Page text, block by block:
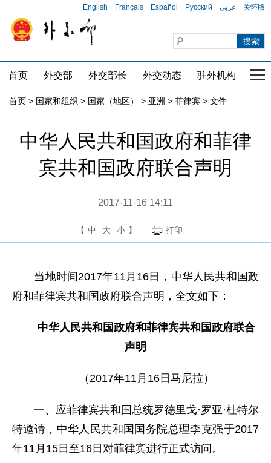
English Français Español Русский عربي 关怀版
首页 外交部 外交部长 外交动态 驻外机构 国
首页 > 国家和组织 > 国家（地区） > 亚洲 > 菲律宾 > 文件
中华人民共和国政府和菲律
宾共和国政府联合声明
2017-11-16 14:11
【 中 大 小 】 打印
当地时间2017年11月16日，中华人民共和国政
府和菲律宾共和国政府联合声明，全文如下：
中华人民共和国政府和菲律宾共和国政府联合
声明
（2017年11月16日马尼拉）
一、应菲律宾共和国总统罗德里戈·罗亚·杜特尔
特邀请，中华人民共和国国务院总理李克强于2017
年11月15日至16日对菲律宾进行正式访问。